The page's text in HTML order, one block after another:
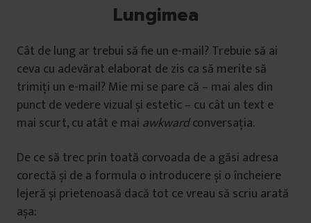
Lungimea
Cât de lung ar trebui să fie un e-mail? Trebuie să ai
ceva cu adevărat elaborat de zis ca să merite să
trimiți un e-mail? Mie mi se pare că – mai ales din
punct de vedere vizual și estetic – cu cât un text e
mai scurt, cu atât e mai awkwardconversația.
De ce să trec prin toată corvoada de a găsi adresa
corectă și de a formula o introducere și o încheiere
lejeră și prietenoasă dacă tot ce vreau să scriu arată
așa: